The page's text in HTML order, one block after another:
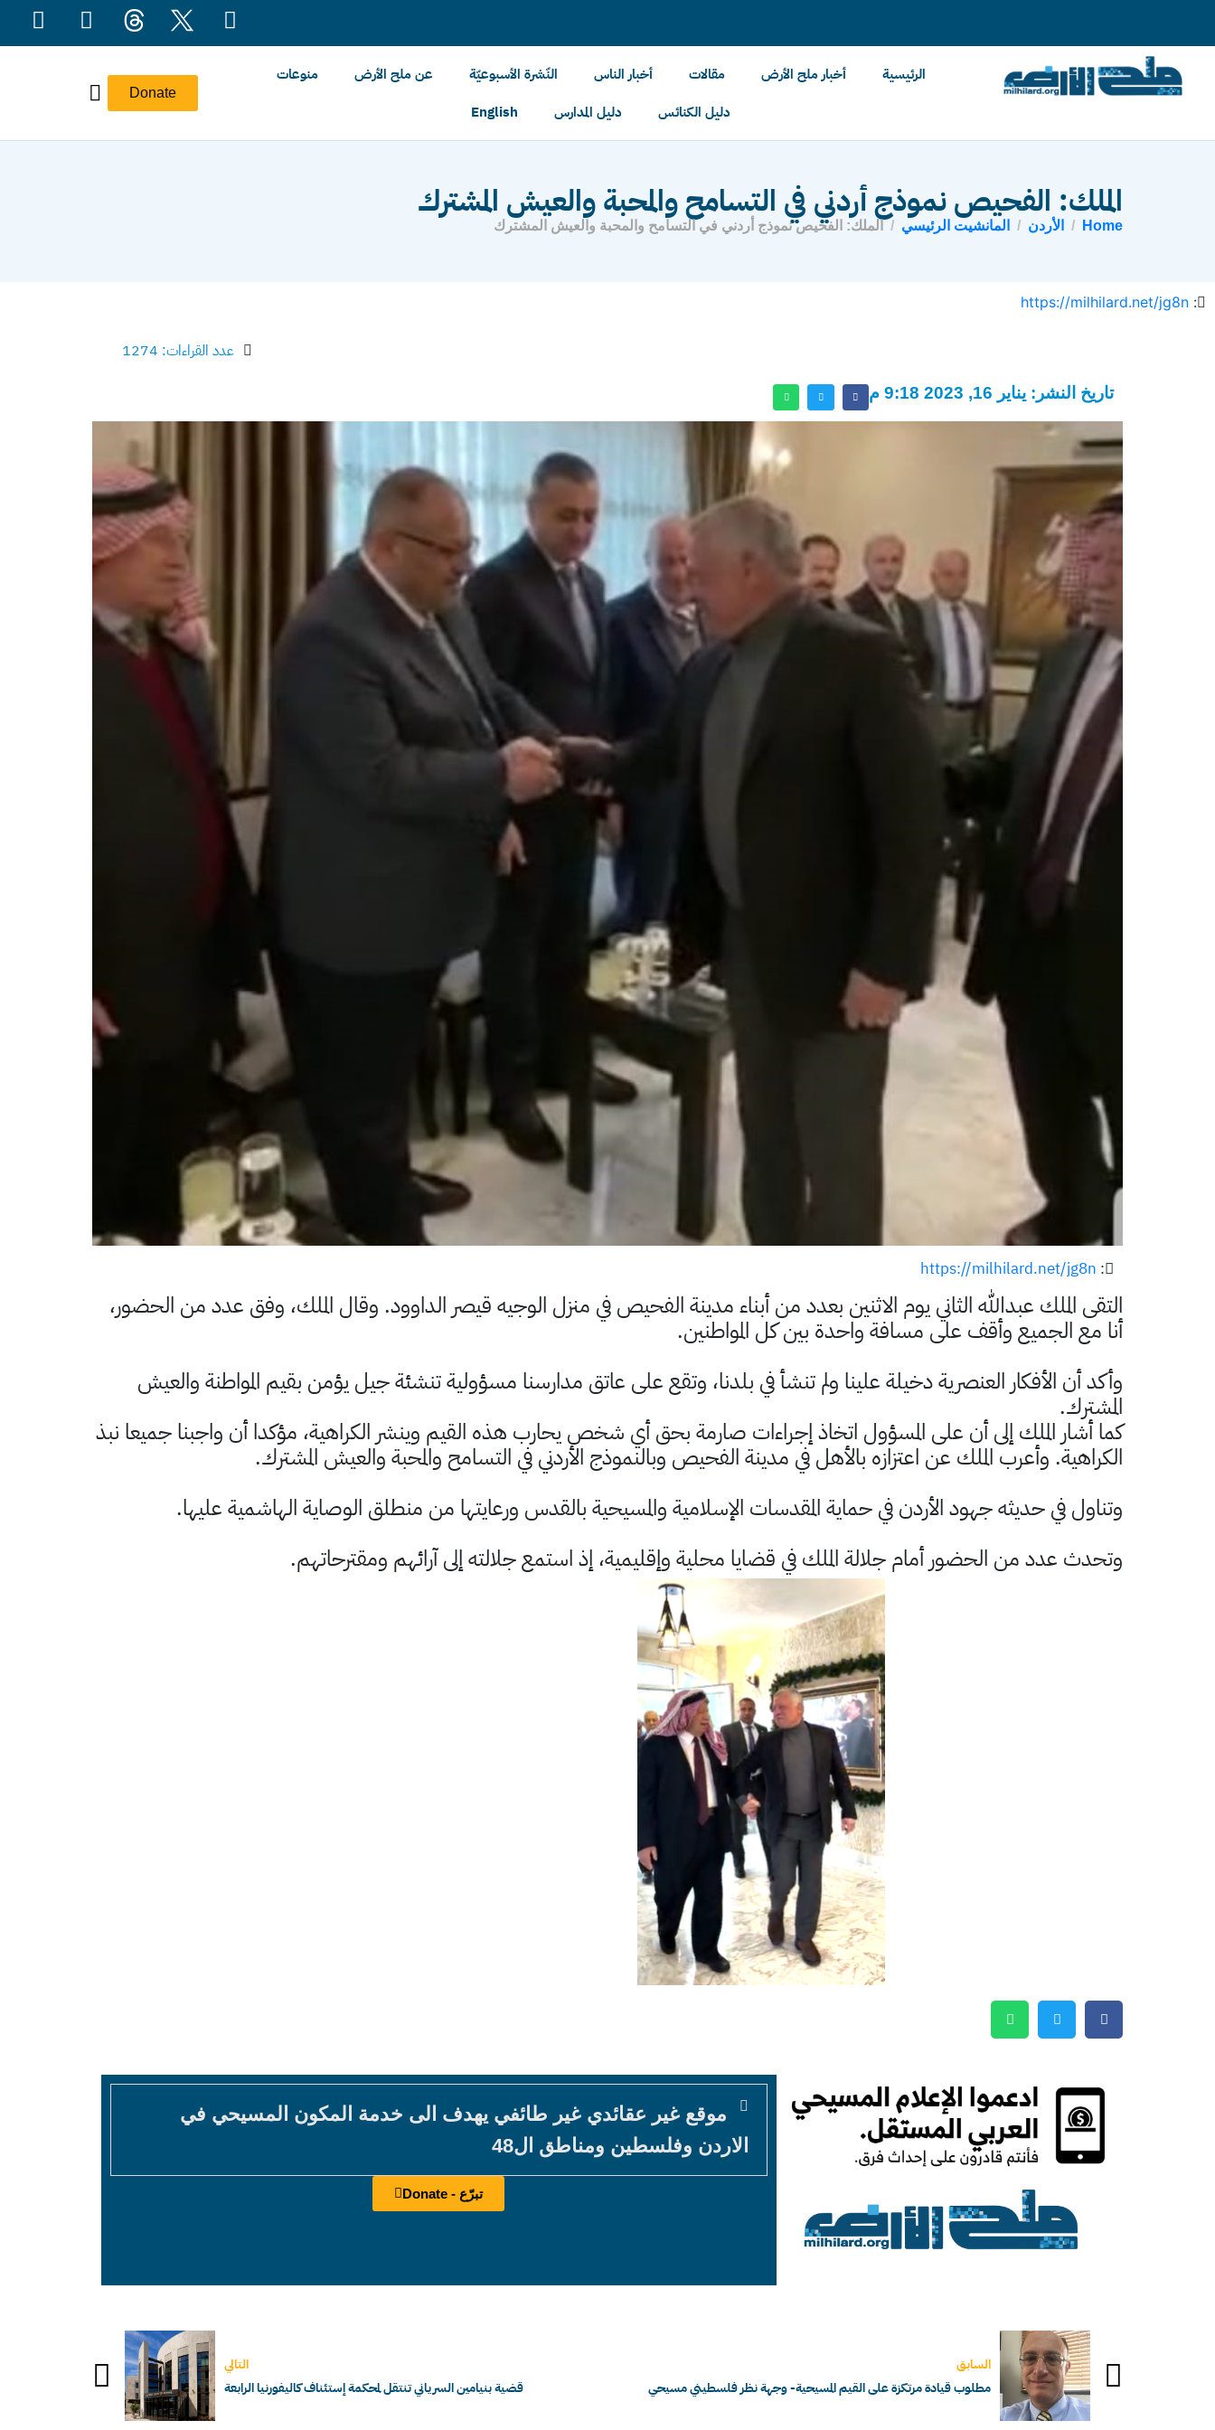
Donate
الرئيسية أخبار ملح الأرض مقالات أخبار الناس النّشرة الأسبوعيّة عن ملح الأرض
منوعات
دليل الكنائس
دليل المدارس English
الملك: الفحيص نموذج أردني في التسامح والمحبة والعيش المشترك
Home الأردن المانشيت الرئيسي الملك: الفحيص نموذج أردني في التسامح والمحبة والعيش المشترك
:
https://milhilard.net/jg8n
عدد القراءات: 1274
تاريخ النشر: يناير 16, 2023 9:18 م
:
https://milhilard.net/jg8n
التقى الملك عبدالله الثاني يوم الاثنين بعدد من أبناء مدينة الفحيص في منزل الوجيه قيصر الداوود. وقال الملك، وفق عدد من الحضور،
أنا مع الجميع وأقف على مسافة واحدة بين كل المواطنين.
وأكد أن الأفكار العنصرية دخيلة علينا ولم تنشأ في بلدنا، وتقع على عاتق مدارسنا مسؤولية تنشئة جيل يؤمن بقيم المواطنة والعيش
المشترك.
كما أشار الملك إلى أن على المسؤول اتخاذ إجراءات صارمة بحق أي شخص يحارب هذه القيم وينشر الكراهية، مؤكدا أن واجبنا جميعا نبذ
الكراهية. وأعرب الملك عن اعتزازه بالأهل في مدينة الفحيص وبالنموذج الأردني في التسامح والمحبة والعيش المشترك.
وتناول في حديثه جهود الأردن في حماية المقدسات الإسلامية والمسيحية بالقدس ورعايتها من منطلق الوصاية الهاشمية عليها.
وتحدث عدد من الحضور أمام جلالة الملك في قضايا محلية وإقليمية، إذ استمع جلالته إلى آرائهم ومقترحاتهم.
موقع غير عقائدي غير طائفي يهدف الى خدمة المكون المسيحي في
الاردن وفلسطين ومناطق ال48
تبرّع - Donate
السابق
مطلوب قيادة مرتكزة على القيم المسيحية- وجهة نظر فلسطيني مسيحي
التالي
قضية بنيامين السرياني تنتقل لمحكمة إستئناف كاليفورنيا الرابعة